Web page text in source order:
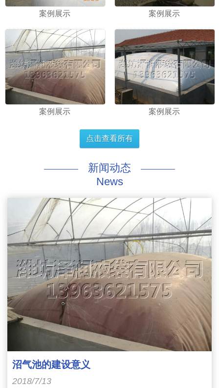
案例展示 案例展示
案例展示 案例展示
点击查看所有
新闻动态
News
沼气池的建设意义
2018/7/13